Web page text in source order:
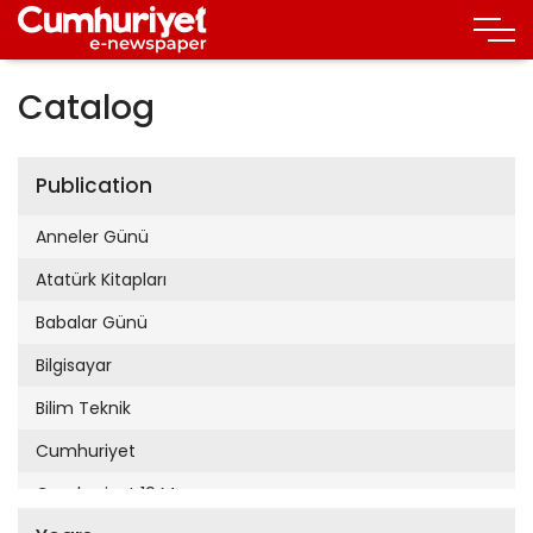
Catalog
Publication
Anneler Günü
Atatürk Kitapları
Babalar Günü
Bilgisayar
Bilim Teknik
Cumhuriyet
Cumhuriyet 19 Mayıs